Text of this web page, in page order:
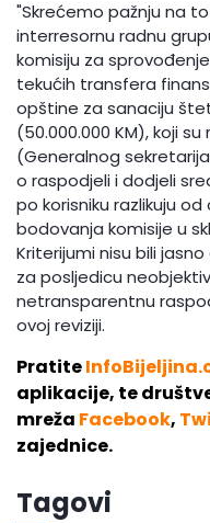
"Skrećemo pažnju na
interresornu radnu
komisiju za
tekućih transfera
opštine za sanaciju
(50.000.000 KM), koji
(Generalnog
o raspodjeli i dodjeli
po korisniku razlikuju
bodovanja komisije u
Kriterijumi nisu bili
za posljedicu
netransparentnu
ovoj reviziji.
Pratite
aplikacije, te
mreža Facebook,
zajednice.
Tagovi